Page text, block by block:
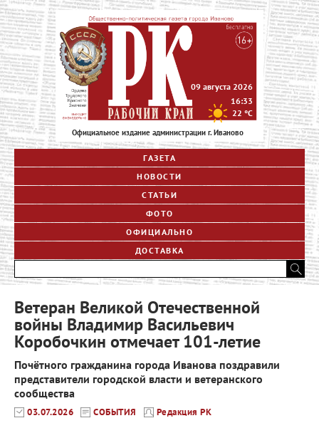
Официальное издание администрации г. Иваново
09 августа 2026
16:33
22 °C
ГАЗЕТА
НОВОСТИ
СТАТЬИ
ФОТО
ОФИЦИАЛЬНО
ДОСТАВКА
Ветеран Великой Отечественной
войны Владимир Васильевич
Коробочкин отмечает 101-летие
Почётного гражданина города Иванова поздравили
представители городской власти и ветеранского
сообщества
03.07.2026 СОБЫТИЯ Редакция РК